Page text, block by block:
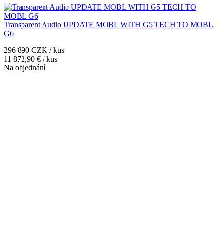
Transparent Audio UPDATE MOBL WITH G5 TECH TO MOBL
G6
296 890 CZK / kus
11 872,90 € / kus
Na objednání